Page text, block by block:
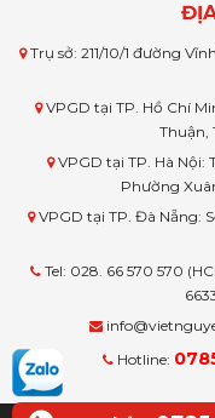
Trụ sở: 211/10/1 đường
VPGD tại TP. Hồ Chí
Thuận,
VPGD tại TP. Hà Nội:
Phường
VPGD tại TP. Đà Nẵng:
Tel: 028. 66 570 570
Hotline: